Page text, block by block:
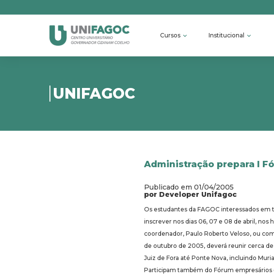
Cursos Institucional
UNIFAGOC
Administração prepara I
Publicado em 01/04/2005
por Developer Unifagoc
Os estudantes da FAGOC interessados
inscrever nos dias 06, 07 e 08 de abril, nos
coordenador, Paulo Roberto Veloso, ou
de outubro de 2005, deverá reunir cerca
Juiz de Fora até Ponte Nova, incluindo
Participam também do Fórum empresários